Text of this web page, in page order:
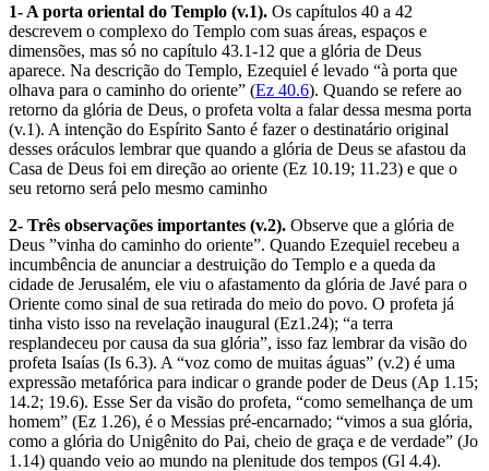
1- A porta oriental do Templo (v.1). Os capítulos 40 a 42
descrevem o complexo do Templo com suas áreas, espaços e
dimensões, mas só no capítulo 43.1-12 que a glória de Deus
aparece. Na descrição do Templo, Ezequiel é levado “à porta que
olhava para o caminho do oriente” (Ez 40.6). Quando se refere ao
retorno da glória de Deus, o profeta volta a falar dessa mesma porta
(v.1). A intenção do Espírito Santo é fazer o destinatário original
desses oráculos lembrar que quando a glória de Deus se afastou da
Casa de Deus foi em direção ao oriente (Ez 10.19; 11.23) e que o
seu retorno será pelo mesmo caminho
2- Três observações importantes (v.2). Observe que a glória de
Deus ”vinha do caminho do oriente”. Quando Ezequiel recebeu a
incumbência de anunciar a destruição do Templo e a queda da
cidade de Jerusalém, ele viu o afastamento da glória de Javé para o
Oriente como sinal de sua retirada do meio do povo. O profeta já
tinha visto isso na revelação inaugural (Ez1.24); “a terra
resplandeceu por causa da sua glória”, isso faz lembrar da visão do
profeta Isaías (Is 6.3). A “voz como de muitas águas” (v.2) é uma
expressão metafórica para indicar o grande poder de Deus (Ap 1.15;
14.2; 19.6). Esse Ser da visão do profeta, “como semelhança de um
homem” (Ez 1.26), é o Messias pré­-encarnado; “vimos a sua glória,
como a glória do Unigênito do Pai, cheio de graça e de verdade” (Jo
1.14) quando veio ao mundo na plenitude dos tempos (Gl 4.4).